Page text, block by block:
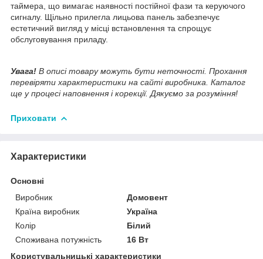
таймера, що вимагає наявності постійної фази та керуючого
сигналу. Щільно прилегла лицьова панель забезпечує
естетичний вигляд у місці встановлення та спрощує
обслуговування приладу.
Увага! В описі товару можуть бути неточності. Прохання
перевіряти характеристики на сайті виробника. Каталог
ще у процесі наповнення і корекції. Дякуємо за розуміння!
Приховати
Характеристики
Основні
Виробник
Домовент
Країна виробник
Україна
Колір
Білий
Споживана потужність
16 Вт
Користувальницькі характеристики